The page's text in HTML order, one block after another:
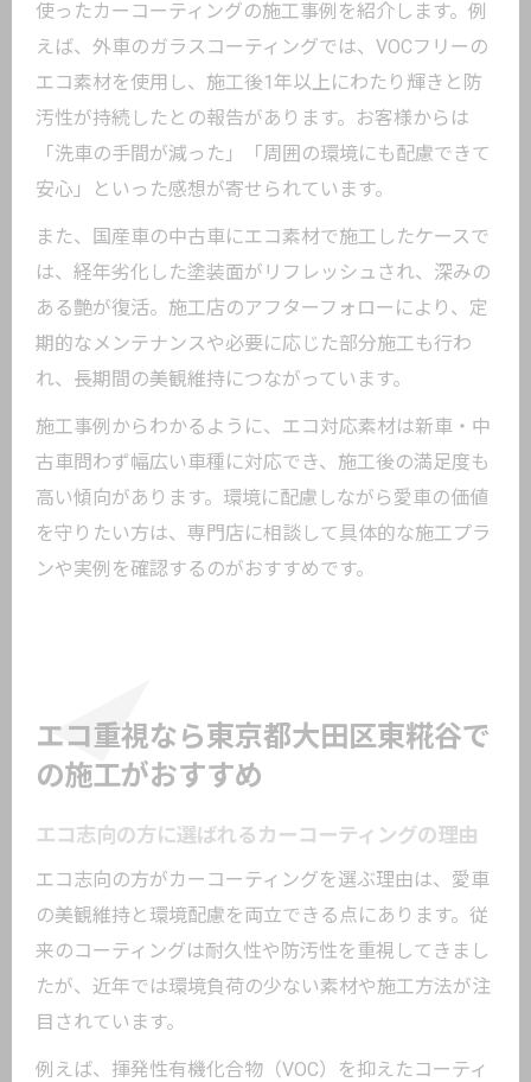
使ったカーコーティングの施工事例を紹介します。例
えば、外車のガラスコーティングでは、VOCフリーの
エコ素材を使用し、施工後1年以上にわたり輝きと防
汚性が持続したとの報告があります。お客様からは
「洗車の手間が減った」「周囲の環境にも配慮できて
安心」といった感想が寄せられています。
また、国産車の中古車にエコ素材で施工したケースで
は、経年劣化した塗装面がリフレッシュされ、深みの
ある艶が復活。施工店のアフターフォローにより、定
期的なメンテナンスや必要に応じた部分施工も行わ
れ、長期間の美観維持につながっています。
施工事例からわかるように、エコ対応素材は新車・中
古車問わず幅広い車種に対応でき、施工後の満足度も
高い傾向があります。環境に配慮しながら愛車の価値
を守りたい方は、専門店に相談して具体的な施工プラ
ンや実例を確認するのがおすすめです。
エコ重視なら東京都大田区東糀谷で
の施工がおすすめ
エコ志向の方に選ばれるカーコーティングの理由
エコ志向の方がカーコーティングを選ぶ理由は、愛車
の美観維持と環境配慮を両立できる点にあります。従
来のコーティングは耐久性や防汚性を重視してきまし
たが、近年では環境負荷の少ない素材や施工方法が注
目されています。
例えば、揮発性有機化合物（VOC）を抑えたコーティ